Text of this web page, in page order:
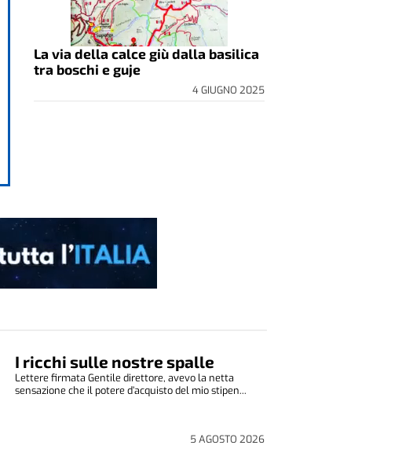
La via della calce giù dalla basilica
tra boschi e guje
4 GIUGNO 2025
I ricchi sulle nostre spalle
5 AGOSTO 2026
Lettere firmata Gentile direttore, avevo la netta
sensazione che il potere d’acquisto del mio stipen...